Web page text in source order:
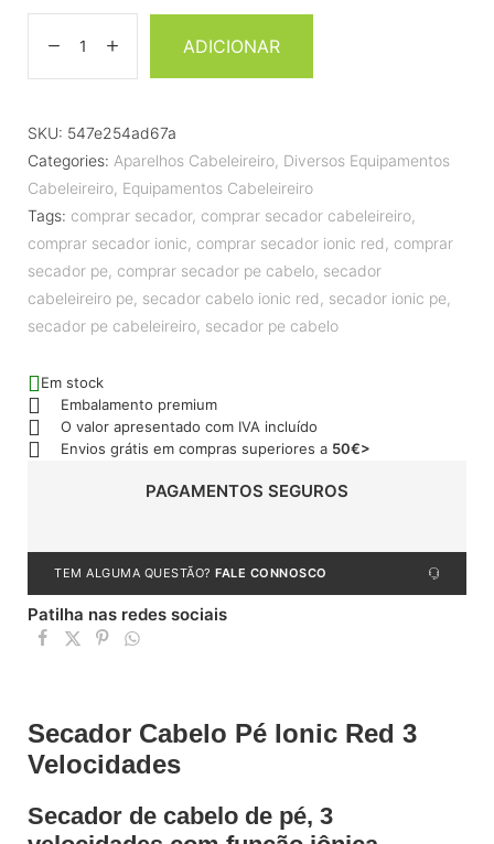
ADICIONAR
SKU: 547e254ad67a
Categories: Aparelhos Cabeleireiro, Diversos Equipamentos
Cabeleireiro, Equipamentos Cabeleireiro
Tags: comprar secador, comprar secador cabeleireiro,
comprar secador ionic, comprar secador ionic red , comprar
secador pe, comprar secador pe cabelo, secador
cabeleireiro pe, secador cabelo ionic red , secador ionic pe,
secador pe cabeleireiro, secador pe cabelo
Em stock
Embalamento premium
O valor apresentado com IVA incluído
Envios grátis em compras superiores a 50€>
PAGAMENTOS SEGUROS
TEM ALGUMA QUESTÃO? FALE CONNOSCO
Patilha nas redes sociais
Secador Cabelo Pé Ionic Red 3
Velocidades
Secador de cabelo de pé, 3